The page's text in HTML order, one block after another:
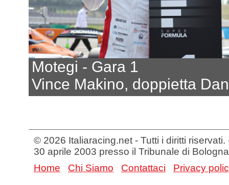
Motegi - Gara 1
Vince Makino, doppietta
© 2026 Italiaracing.net - Tutti i diritti
30 aprile 2003 presso il Tribunale di Bologna
Home
Chi Siamo Contattaci Privacy